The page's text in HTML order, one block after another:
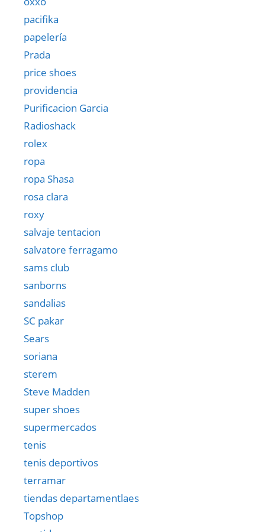
pacifika
papelería
Prada
price shoes
providencia
Purificacion Garcia
Radioshack
rolex
ropa
ropa Shasa
rosa clara
roxy
salvaje tentacion
salvatore ferragamo
sams club
sanborns
sandalias
SC pakar
Sears
soriana
sterem
Steve Madden
super shoes
supermercados
tenis
tenis deportivos
terramar
tiendas departamentlaes
Topshop